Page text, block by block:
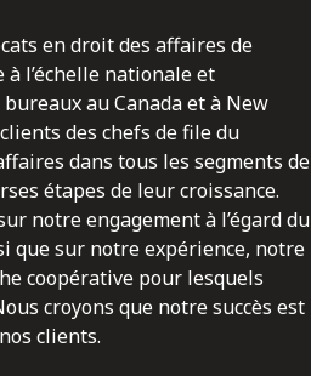
en droit des affaires de
l’échelle nationale et
au Canada et à New
des chefs de file du
dans tous les segments de
étapes de leur croissance.
notre engagement à l’égard du
que sur notre expérience, notre
coopérative pour lesquels
croyons que notre succès est
clients.